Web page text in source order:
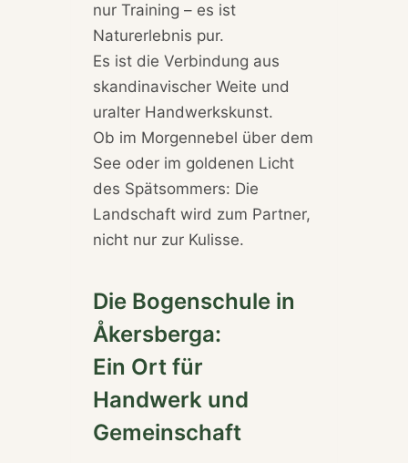
nur Training – es ist
Naturerlebnis pur.
Es ist die Verbindung aus
skandinavischer Weite und
uralter Handwerkskunst.
Ob im Morgennebel über dem
See oder im goldenen Licht
des Spätsommers: Die
Landschaft wird zum Partner,
nicht nur zur Kulisse.
Die Bogenschule in
Åkersberga:
Ein Ort für
Handwerk und
Gemeinschaft